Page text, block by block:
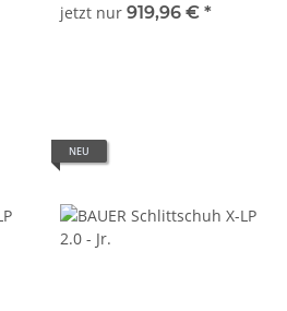
jetzt nur 919,96 € *
NEU